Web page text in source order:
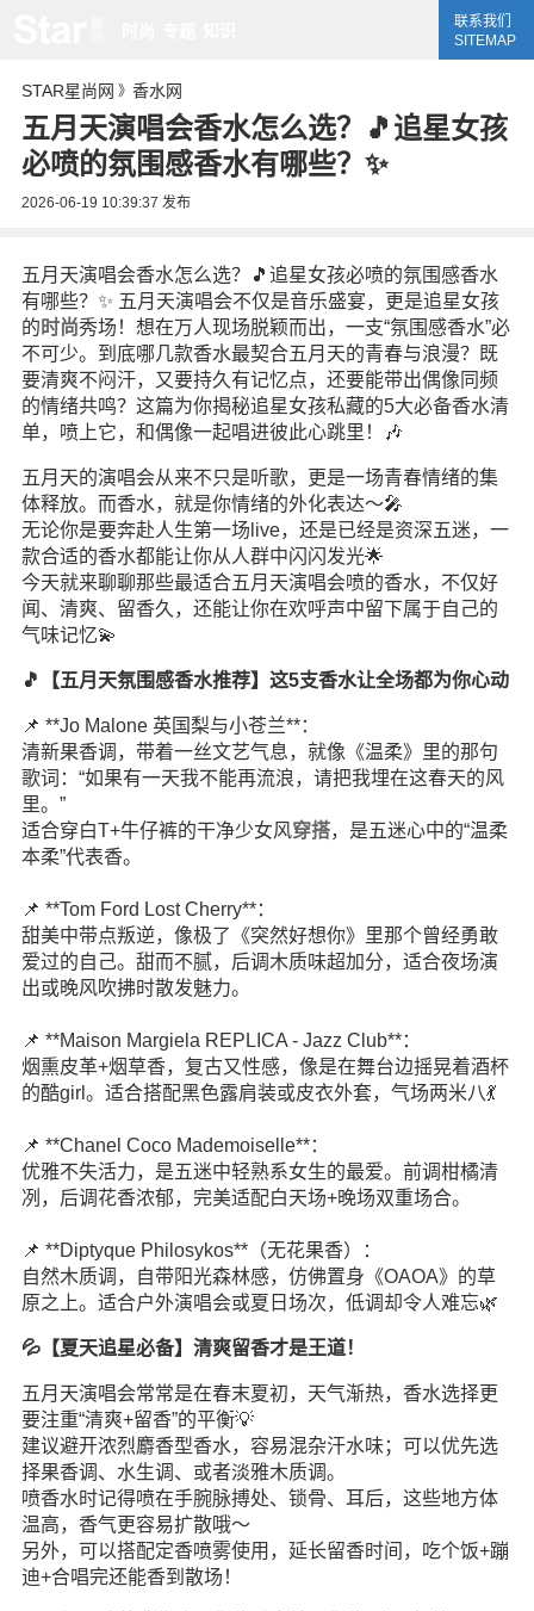
联系我们
SITEMAP
STAR星尚网 》 香水网
五月天演唱会香水怎么选？🎵追星女孩
必喷的氛围感香水有哪些？✨
2026-06-19 10:39:37 发布
五月天演唱会香水怎么选？🎵追星女孩必喷的氛围感香水
有哪些？✨ 五月天演唱会不仅是音乐盛宴，更是追星女孩
的 时尚秀场！想在万人现场脱颖而出，一支“氛围感香水”必
不可少。到底哪几款香水最契合五月天的青春与浪漫？既
要清爽不闷汗，又要持久有记忆点，还要能带出偶像同频
的情绪共鸣？这篇为你揭秘追星女孩私藏的5大必备香水清
单，喷上它，和偶像一起唱进彼此心跳里！🎶
五月天的演唱会从来不只是听歌，更是一场青春情绪的集
体释放。而香水，就是你情绪的外化表达～🎤
无论你是要奔赴人生第一场live，还是已经是资深五迷，一
款合适的香水都能让你从人群中闪闪发光🌟
今天就来聊聊那些最适合五月天演唱会喷的香水，不仅好
闻、清爽、留香久，还能让你在欢呼声中留下属于自己的
气味记忆💫
🎵【五月天氛围感香水推荐】这5支香水让全场都为你心动
📌 **Jo Malone 英国梨与小苍兰**：
清新果香调，带着一丝文艺气息，就像《温柔》里的那句
歌词：“如果有一天我不能再流浪，请把我埋在这春天的风
里。”
适合穿白T+牛仔裤的干净少女风穿搭，是五迷心中的“温柔
本柔”代表香。
📌 **Tom Ford Lost Cherry**：
甜美中带点叛逆，像极了《突然好想你》里那个曾经勇敢
爱过的自己。甜而不腻，后调木质味超加分，适合夜场演
出或晚风吹拂时散发魅力。
📌 **Maison Margiela REPLICA - Jazz Club**：
烟熏皮革+烟草香，复古又性感，像是在舞台边摇晃着酒杯
的酷girl。适合搭配黑色露肩装或皮衣外套，气场两米八💃
📌 **Chanel Coco Mademoiselle**：
优雅不失活力，是五迷中轻熟系女生的最爱。前调柑橘清
冽，后调花香浓郁，完美适配白天场+晚场双重场合。
📌 **Diptyque Philosykos**（无花果香）：
自然木质调，自带阳光森林感，仿佛置身《OAOA》的草
原之上。适合户外演唱会或夏日场次，低调却令人难忘🌿
💦【夏天追星必备】清爽留香才是王道！
五月天演唱会常常是在春末夏初，天气渐热，香水选择更
要注重“清爽+留香”的平衡💡
建议避开浓烈麝香型香水，容易混杂汗水味；可以优先选
择果香调、水生调、或者淡雅木质调。
喷香水时记得喷在手腕脉搏处、锁骨、耳后，这些地方体
温高，香气更容易扩散哦～
另外，可以搭配定香喷雾使用，延长留香时间，吃个饭+蹦
迪+合唱完还能香到散场！